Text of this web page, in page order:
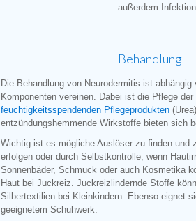
außerdem
Behandlung
Die Behandlung von Neurodermitis ist
Komponenten vereinen. Dabei ist die Pflege
feuchtigkeitsspendenden Pflegeprodukten
entzündungshemmende Wirkstoffe bieten sich
Wichtig ist es mögliche Auslöser zu finden und
erfolgen oder durch Selbstkontrolle, wenn
Sonnenbäder, Schmuck oder auch Kosmetika
Haut bei Juckreiz. Juckreizlindernde Stoffe
Silbertextilien bei Kleinkindern. Ebenso eignet
geeignetem Schuhwerk.